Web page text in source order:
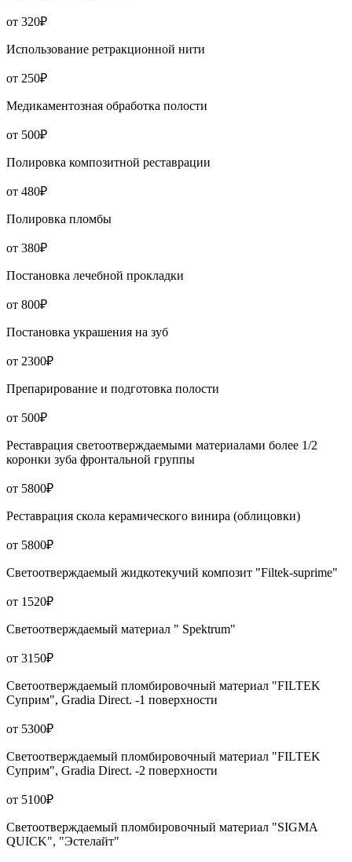
от 320₽
Использование ретракционной нити
от 250₽
Медикаментозная обработка полости
от 500₽
Полировка композитной реставрации
от 480₽
Полировка пломбы
от 380₽
Постановка лечебной прокладки
от 800₽
Постановка украшения на зуб
от 2300₽
Препарирование и подготовка полости
от 500₽
Реставрация светоотверждаемыми материалами более 1/2
коронки зуба фронтальной группы
от 5800₽
Реставрация скола керамического винира (облицовки)
от 5800₽
Светоотверждаемый жидкотекучий композит "Filtek-suprime"
от 1520₽
Светоотверждаемый материал " Spektrum"
от 3150₽
Светоотверждаемый пломбировочный материал "FILTEK
Суприм", Gradia Direct. -1 поверхности
от 5300₽
Светоотверждаемый пломбировочный материал "FILTEK
Суприм", Gradia Direct. -2 поверхности
от 5100₽
Светоотверждаемый пломбировочный материал "SIGMA
QUICK", "Эстелайт"